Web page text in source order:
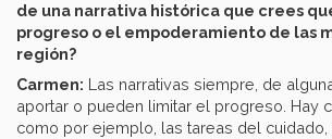
de una narrativa histórica que crees
progreso o el empoderamiento de las
región?
Carmen: Las narrativas siempre, de
aportar o pueden limitar el progreso. Hay
como por ejemplo, las tareas del